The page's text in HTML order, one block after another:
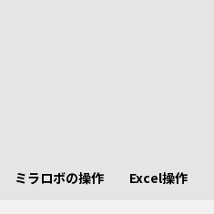
ミラロボの操作 Excel操作